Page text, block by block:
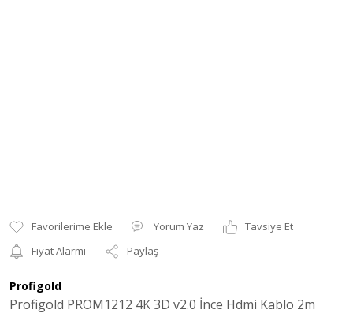
Yorum Yaz
Tavsiye Et
Fiyat Alarmı
Paylaş
Profigold
Profigold PROM1212 4K 3D v2.0 İnce Hdmi Kablo 2m